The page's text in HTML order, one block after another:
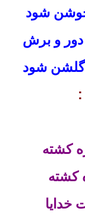
جوشن شود
دور و برش
شود
کشته
کشته
خدایا